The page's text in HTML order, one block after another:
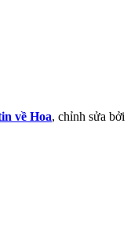
về Hoa, chỉnh sửa bởi